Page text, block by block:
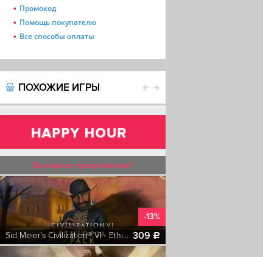
Промокод
Помощь покупателю
Все способы оплаты
ПОХОЖИЕ ИГРЫ
Выгодное предложение!
-13%
Sid Meier’s Civilization® VI - Ethiopia Pack 309 c